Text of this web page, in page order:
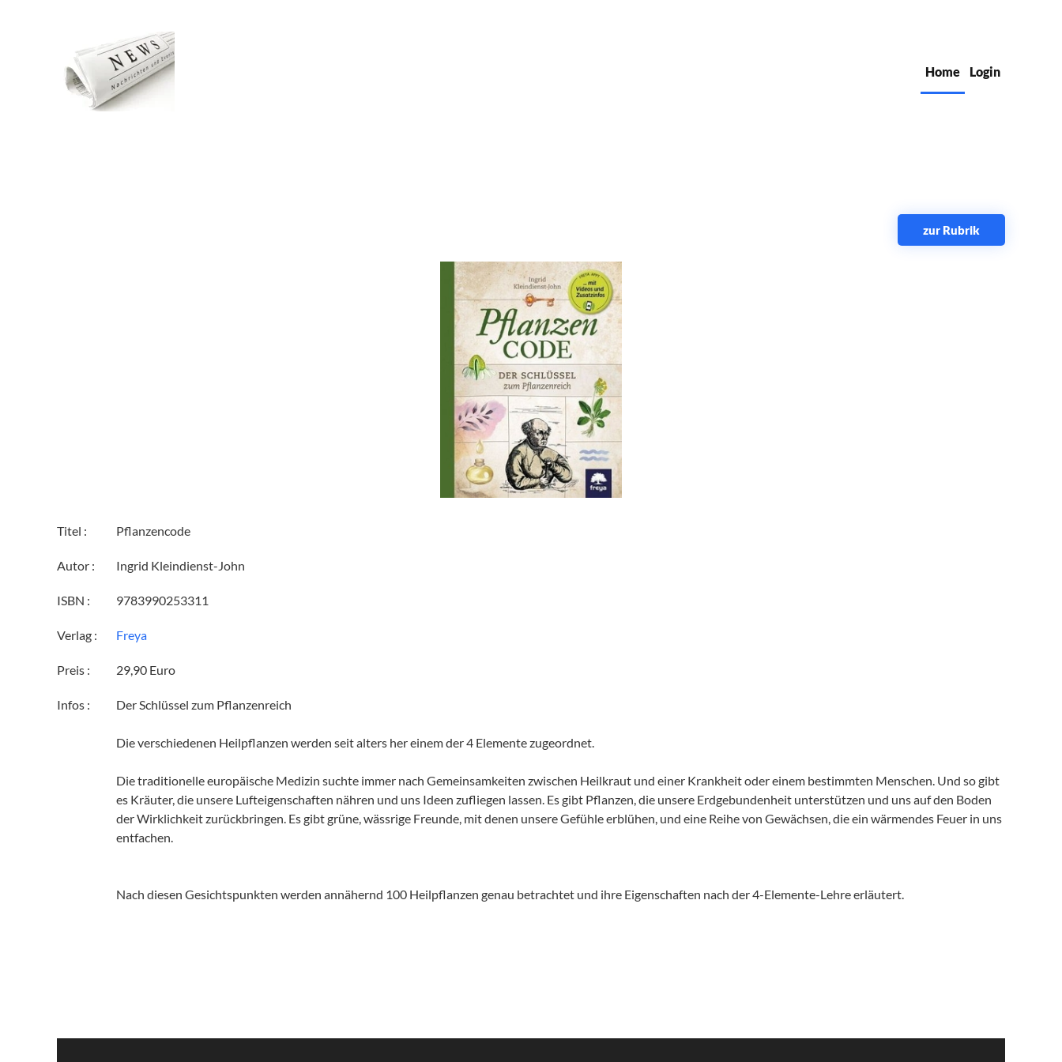
Zum Hauptinhalt springen
Home
Login
zur Rubrik
Titel : Pflanzencode
Autor : Ingrid Kleindienst-John
ISBN : 9783990253311
Verlag : Freya
Preis : 29,90 Euro
Infos : Der Schlüssel zum Pflanzenreich
Die verschiedenen Heilpflanzen werden seit alters her einem der 4 Elemente zugeordnet.
Die traditionelle europäische Medizin suchte immer nach Gemeinsamkeiten zwischen Heilkraut und einer Krankheit oder einem bestimmten Menschen. Und so gibt
es Kräuter, die unsere Lufteigenschaften nähren und uns Ideen zufliegen lassen. Es gibt Pflanzen, die unsere Erdgebundenheit unterstützen und uns auf den Boden
der Wirklichkeit zurückbringen. Es gibt grüne, wässrige Freunde, mit denen unsere Gefühle erblühen, und eine Reihe von Gewächsen, die ein wärmendes Feuer in uns
entfachen.
Nach diesen Gesichtspunkten werden annähernd 100 Heilpflanzen genau betrachtet und ihre Eigenschaften nach der 4-Elemente-Lehre erläutert.